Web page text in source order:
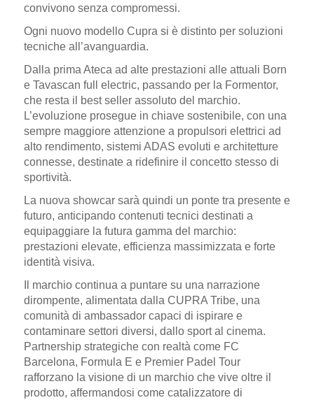
convivono senza compromessi.
Ogni nuovo modello Cupra si è distinto per soluzioni
tecniche all’avanguardia.
Dalla prima Ateca ad alte prestazioni alle attuali Born
e Tavascan full electric, passando per la Formentor,
che resta il best seller assoluto del marchio.
L’evoluzione prosegue in chiave sostenibile, con una
sempre maggiore attenzione a propulsori elettrici ad
alto rendimento, sistemi ADAS evoluti e architetture
connesse, destinate a ridefinire il concetto stesso di
sportività.
La nuova showcar sarà quindi un ponte tra presente e
futuro, anticipando contenuti tecnici destinati a
equipaggiare la futura gamma del marchio:
prestazioni elevate, efficienza massimizzata e forte
identità visiva.
Il marchio continua a puntare su una narrazione
dirompente, alimentata dalla CUPRA Tribe, una
comunità di ambassador capaci di ispirare e
contaminare settori diversi, dallo sport al cinema.
Partnership strategiche con realtà come FC
Barcelona, Formula E e Premier Padel Tour
rafforzano la visione di un marchio che vive oltre il
prodotto, affermandosi come catalizzatore di